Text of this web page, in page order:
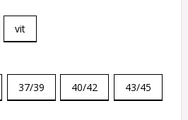
vit
37/39 40/42 43/45